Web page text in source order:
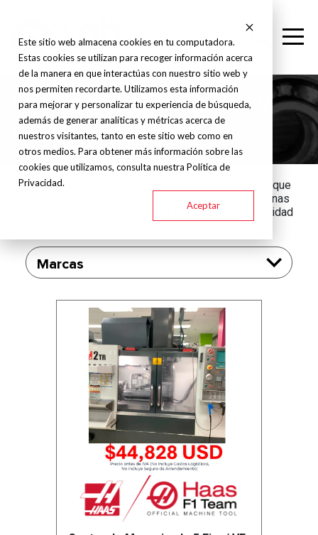
Este sitio web almacena cookies en tu computadora.
Estas cookies se utilizan para recoger información acerca
de la manera en que interactúas con nuestro sitio web y
nos permiten recordarte. Utilizamos esta información
para mejorar y personalizar tu experiencia de búsqueda,
además de generar analíticas y métricas acerca de
nuestros visitantes, tanto en este sitio web como en
otros medios. Para obtener más información sobre las
cookies que utilizamos, consulta nuestra Política de
Privacidad.
Aceptar
Usados Certificados by
Grupo HiTec
Invertir bien es cuestión de encontrar oportunidades que
pocas veces se repiten. Cada una de nuestras máquinas
Usados Certificados by Grupo HiTec son una oportunidad
Marcas